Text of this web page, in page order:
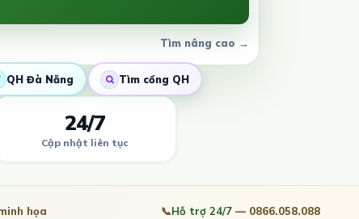
Tìm nâng cao →
QH Đà Nẵng Tìm cổng QH
24/7
Cập nhật liên tục
họa 📞Hỗ trợ 24/7 — 0866.058.088